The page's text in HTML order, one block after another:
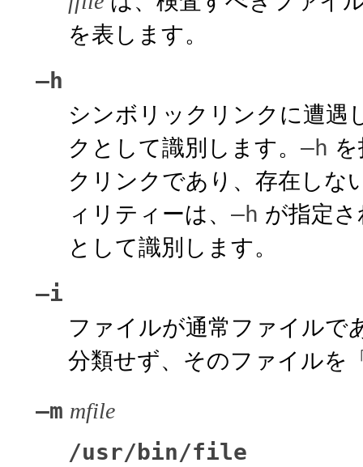
を表します。
–h
シンボリックリンクに遭
クとして識別します。 –h
クリンクであり、存在しな
ィリティーは、
–h が指定
として識別します。
–i
ファイルが通常ファイルで
分類せず、そのファイルを
–m mfile
/usr/bin/file